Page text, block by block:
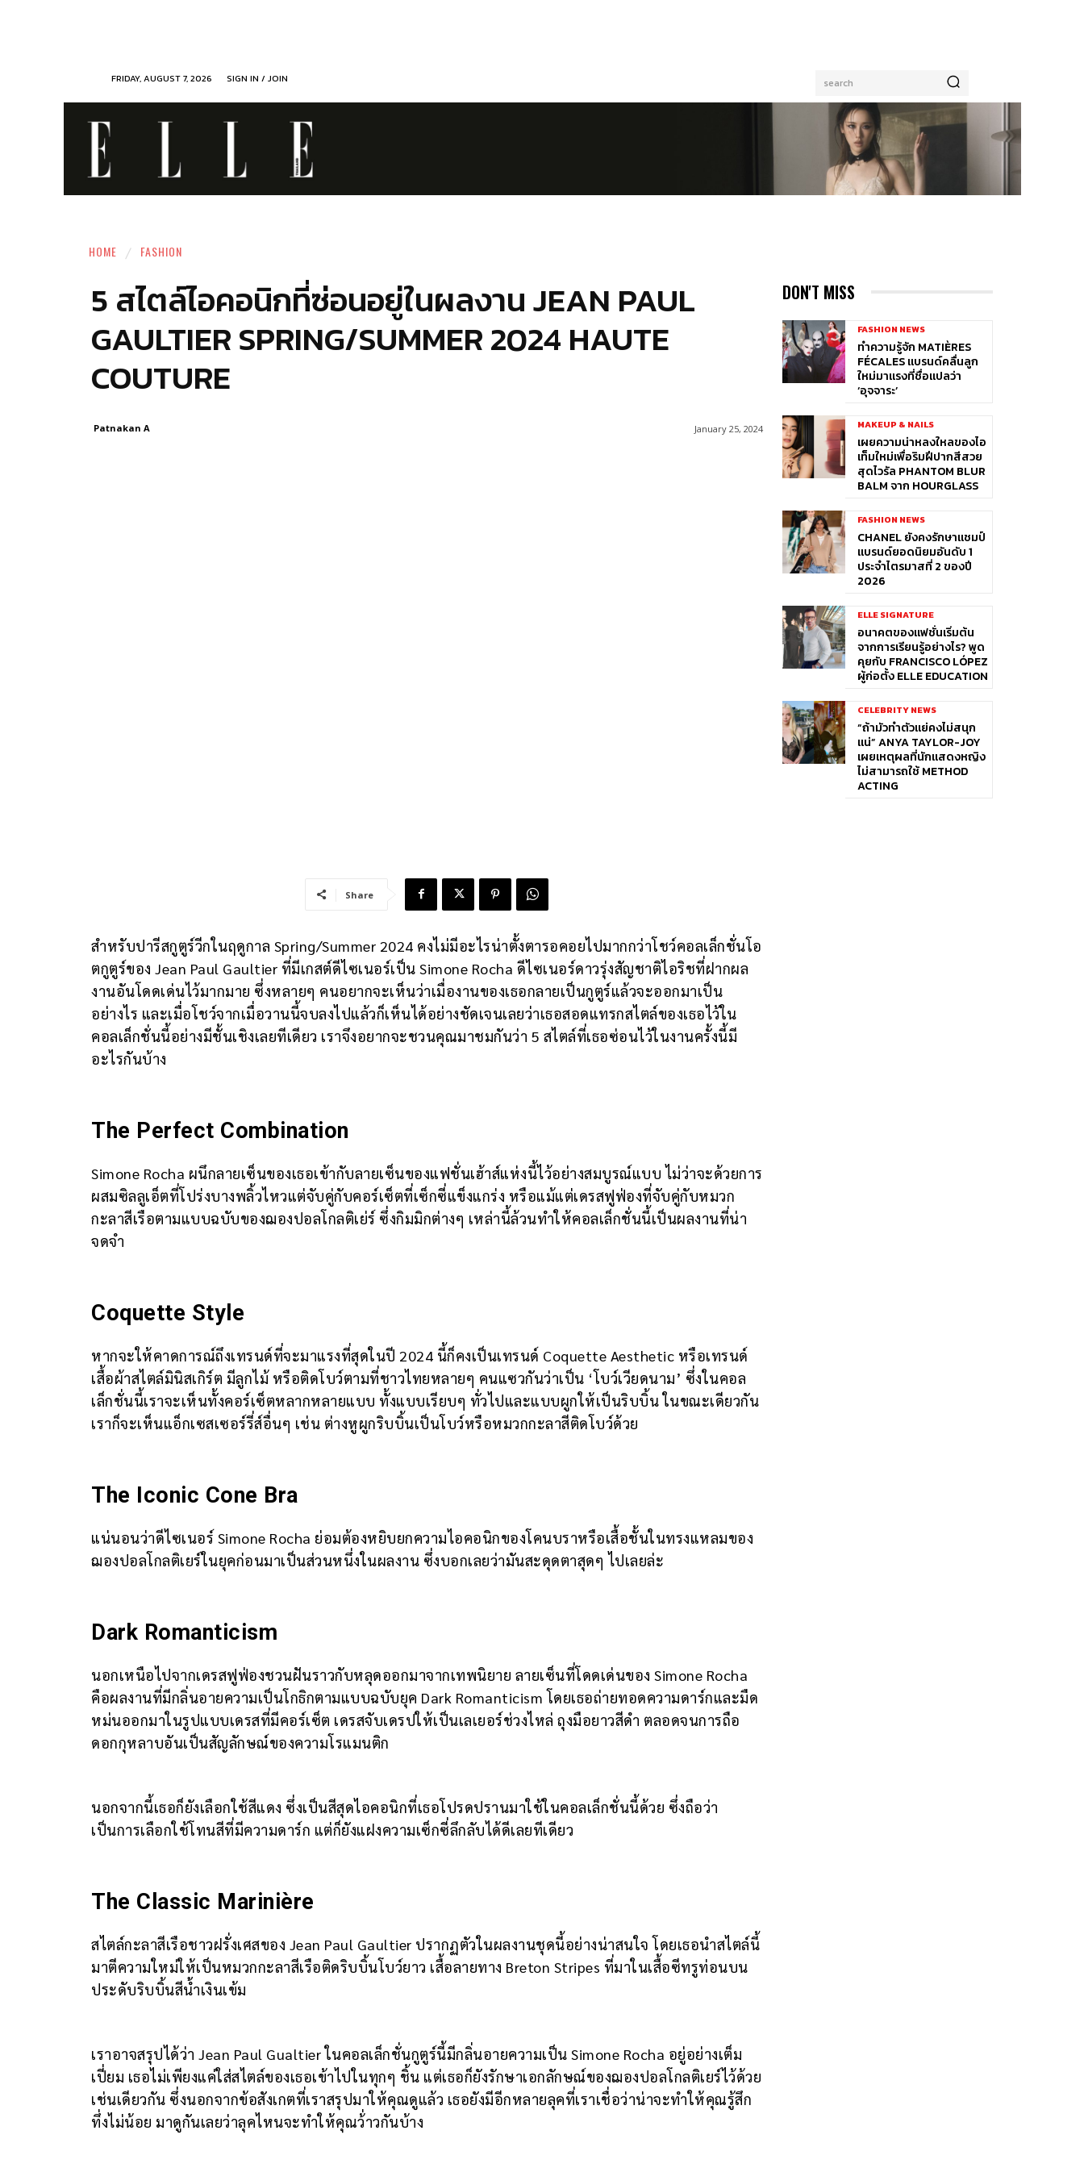
FRIDAY, AUGUST 7, 2026 search
SIGN IN / JOIN
HOME FASHION
5 สไตล์ไอคอนิกที่ซ่อนอยู่ในผลงาน JEAN PAUL
GAULTIER SPRING/SUMMER 2024 HAUTE
COUTURE
January 25, 2024
Patnakan A
Share
สำหรับปารีสกูตูร์วีกในฤดูกาล Spring/Summer 2024 คงไม่มีอะไรน่าตั้งตารอคอยไปมากกว่าโชว์คอลเล็กชั่นโอ
ตกูตูร์ของ Jean Paul Gaultier ที่มีเกสต์ดีไซเนอร์เป็น Simone Rocha ดีไซเนอร์ดาวรุ่งสัญชาติไอริชที่ฝากผล
งานอันโดดเด่นไว้มากมาย ซึ่งหลายๆ คนอยากจะเห็นว่าเมื่องานของเธอกลายเป็นกูตูร์แล้วจะออกมาเป็น
อย่างไร และเมื่อโชว์จากเมื่อวานนี้จบลงไปแล้วก็เห็นได้อย่างชัดเจนเลยว่าเธอสอดแทรกสไตล์ของเธอไว้ใน
คอลเล็กชั่นนี้อย่างมีชั้นเชิงเลยทีเดียว เราจึงอยากจะชวนคุณมาชมกันว่า 5 สไตล์ที่เธอซ่อนไว้ในงานครั้งนี้มี
อะไรกันบ้าง
The Perfect Combination
Simone Rocha ผนึกลายเซ็นของเธอเข้ากับลายเซ็นของแฟชั่นเฮ้าส์แห่งนี้ไว้อย่างสมบูรณ์แบบ ไม่ว่าจะด้วยการ
ผสมซิลลูเอ็ตที่โปร่งบางพลิ้วไหวแต่จับคู่กับคอร์เซ็ตที่เซ็กซี่แข็งแกร่ง หรือแม้แต่เดรสฟูฟ่องที่จับคู่กับหมวก
กะลาสีเรือตามแบบฉบับของฌองปอลโกลติเย่ร์ ซึ่งกิมมิกต่างๆ เหล่านี้ล้วนทำให้คอลเล็กชั่นนี้เป็นผลงานที่น่า
จดจำ
Coquette Style
หากจะให้คาดการณ์ถึงเทรนด์ที่จะมาแรงที่สุดในปี 2024 นี้ก็คงเป็นเทรนด์ Coquette Aesthetic หรือเทรนด์
เสื้อผ้าสไตล์มินิสเกิร์ต มีลูกไม้ หรือติดโบว์ตามที่ชาวไทยหลายๆ คนแซวกันว่าเป็น ‘โบว์เวียดนาม’ ซึ่งในคอล
เล็กชั่นนี้เราจะเห็นทั้งคอร์เซ็ตหลากหลายแบบ ทั้งแบบเรียบๆ ทั่วไปและแบบผูกให้เป็นริบบิ้น ในขณะเดียวกัน
เราก็จะเห็นแอ็กเซสเซอร์รี่ส์อื่นๆ เช่น ต่างหูผูกริบบิ้นเป็นโบว์หรือหมวกกะลาสีติดโบว์ด้วย
The Iconic Cone Bra
แน่นอนว่าดีไซเนอร์ Simone Rocha ย่อมต้องหยิบยกความไอคอนิกของโคนบราหรือเสื้อชั้นในทรงแหลมของ
ฌองปอลโกลติเยร์ในยุคก่อนมาเป็นส่วนหนึ่งในผลงาน ซึ่งบอกเลยว่ามันสะดุดตาสุดๆ ไปเลยล่ะ
Dark Romanticism
นอกเหนือไปจากเดรสฟูฟ่องชวนฝันราวกับหลุดออกมาจากเทพนิยาย ลายเซ็นที่โดดเด่นของ Simone Rocha
คือผลงานที่มีกลิ่นอายความเป็นโกธิกตามแบบฉบับยุค Dark Romanticism โดยเธอถ่ายทอดความดาร์กและมืด
หม่นออกมาในรูปแบบเดรสที่มีคอร์เซ็ต เดรสจับเดรปให้เป็นเลเยอร์ช่วงไหล่ ถุงมือยาวสีดำ ตลอดจนการถือ
ดอกกุหลาบอันเป็นสัญลักษณ์ของความโรแมนติก
นอกจากนี้เธอก็ยังเลือกใช้สีแดง ซึ่งเป็นสีสุดไอคอนิกที่เธอโปรดปรานมาใช้ในคอลเล็กชั่นนี้ด้วย ซึ่งถือว่า
เป็นการเลือกใช้โทนสีที่มีความดาร์ก แต่ก็ยังแฝงความเซ็กซี่ลึกลับได้ดีเลยทีเดียว
The Classic Marinière
สไตล์กะลาสีเรือชาวฝรั่งเศสของ Jean Paul Gaultier ปรากฏตัวในผลงานชุดนี้อย่างน่าสนใจ โดยเธอนำสไตล์นี้
มาตีความใหม่ให้เป็นหมวกกะลาสีเรือติดริบบิ้นโบว์ยาว เสื้อลายทาง Breton Stripes ที่มาในเสื้อซีทรูท่อนบน
ประดับริบบิ้นสีน้ำเงินเข้ม
เราอาจสรุปได้ว่า Jean Paul Gualtier ในคอลเล็กชั่นกูตูร์นี้มีกลิ่นอายความเป็น Simone Rocha อยู่อย่างเต็ม
เปี่ยม เธอไม่เพียงแค่ใส่สไตล์ของเธอเข้าไปในทุกๆ ชิ้น แต่เธอก็ยังรักษาเอกลักษณ์ของฌองปอลโกลติเยร์ไว้ด้วย
เช่นเดียวกัน ซึ่งนอกจากข้อสังเกตที่เราสรุปมาให้คุณดูแล้ว เธอยังมีอีกหลายลุคที่เราเชื่อว่าน่าจะทำให้คุณรู้สึก
ทึ่งไม่น้อย มาดูกันเลยว่าลุคไหนจะทำให้คุณว้่าวกันบ้าง
DON'T MISS
FASHION NEWS
ทำความรู้จัก MATIÈRES
FÉCALES แบรนด์คลื่นลูก
ใหม่มาแรงที่ชื่อแปลว่า
‘อุจจาระ’
MAKEUP & NAILS
เผยความน่าหลงใหลของไอ
เท็มใหม่เพื่อริมฝีปากสีสวย
สุดไวรัล PHANTOM BLUR
BALM จาก HOURGLASS
FASHION NEWS
CHANEL ยังคงรักษาแชมป์
แบรนด์ยอดนิยมอันดับ 1
ประจำไตรมาสที่ 2 ของปี
2026
ELLE SIGNATURE
อนาคตของแฟชั่นเริ่มต้น
จากการเรียนรู้อย่างไร? พูด
คุยกับ FRANCISCO LÓPEZ
ผู้ก่อตั้ง ELLE EDUCATION
CELEBRITY NEWS
“ถ้ามัวทำตัวแย่คงไม่สนุก
แน่” ANYA TAYLOR-JOY
เผยเหตุผลที่นักแสดงหญิง
ไม่สามารถใช้ METHOD
ACTING